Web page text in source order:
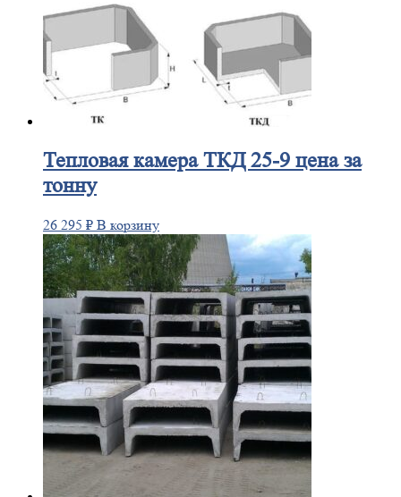
Тепловаякамера ТКД 25-9 цена за
тонну
26 295 ₽ В корзину